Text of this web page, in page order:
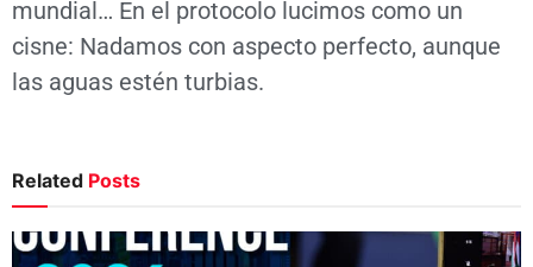
mundial… En el protocolo lucimos como un
cisne: Nadamos con aspecto perfecto, aunque
las aguas estén turbias.
Related Posts